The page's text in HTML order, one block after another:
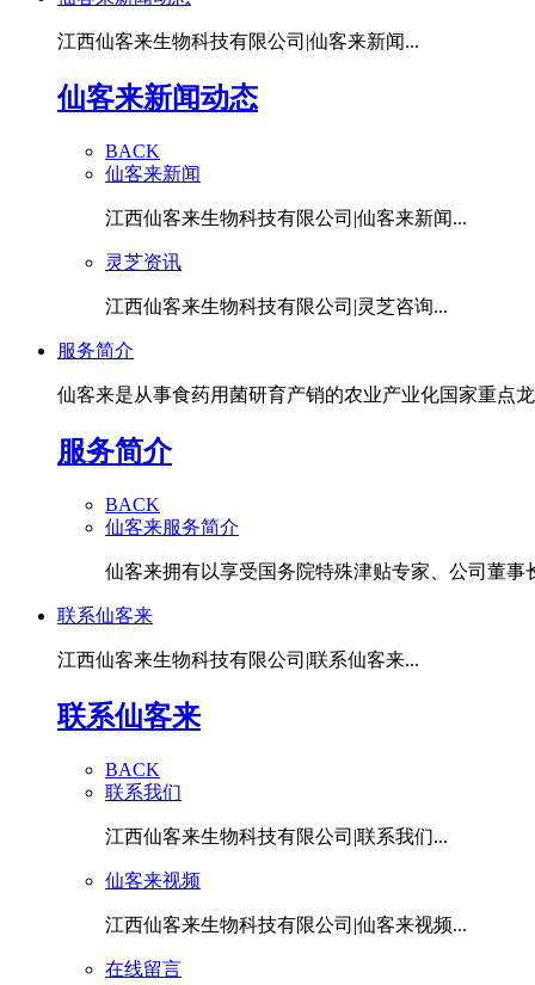
江西仙客来生物科技有限公司|仙客来新闻...
仙客来新闻动态
BACK
仙客来新闻
江西仙客来生物科技有限公司|仙客来新闻...
灵芝资讯
江西仙客来生物科技有限公司|灵芝咨询...
服务简介
仙客来是从事食药用菌研育产销的农业产业化国家重点
服务简介
BACK
仙客来服务简介
仙客来拥有以享受国务院特殊津贴专家、公司董事
联系仙客来
江西仙客来生物科技有限公司|联系仙客来...
联系仙客来
BACK
联系我们
江西仙客来生物科技有限公司|联系我们...
仙客来视频
江西仙客来生物科技有限公司|仙客来视频...
在线留言